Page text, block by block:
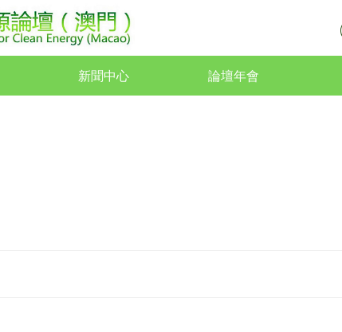
新聞中心 論壇年會